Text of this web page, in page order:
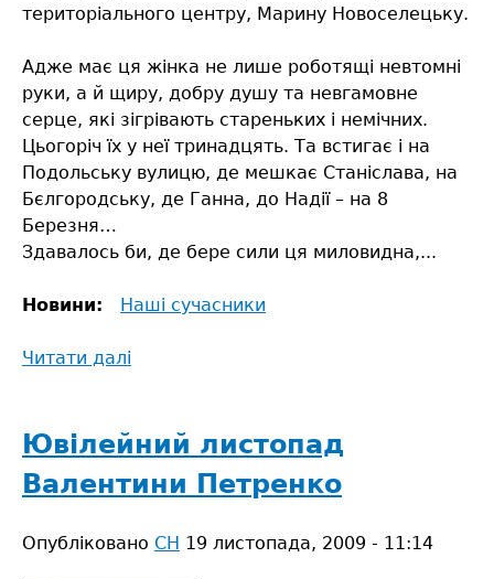
територіального центру, Марину Новоселецьку.
Адже має ця жінка не лише роботящі невтомні
руки, а й щиру, добру душу та невгамовне
серце, які зігрівають стареньких і немічних.
Цьогоріч їх у неї тринадцять. Та встигає і на
Подольську вулицю, де мешкає Станіслава, на
Бєлгородську, де Ганна, до Надії – на 8
Березня…
Здавалось би, де бере сили ця миловидна,...
Новини: Наші сучасники
Читати далі
Ювілейний листопад
Валентини Петренко
Опубліковано СН 19 листопада, 2009 - 11:14